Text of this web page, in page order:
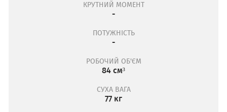
КРУТНИЙ МОМЕНТ
-
ПОТУЖНІСТЬ
-
РОБОЧИЙ ОБ'ЄМ
84 см³
СУХА ВАГА
77 кг